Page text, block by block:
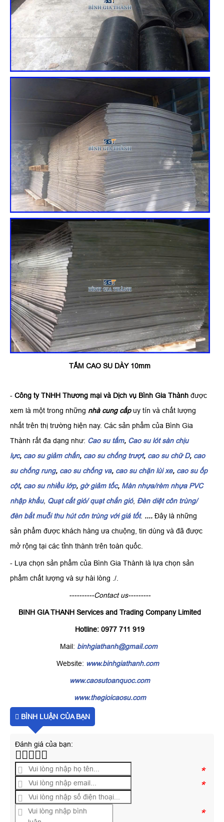
TẤM CAO SU DÀY 10mm
- Công ty TNHH Thương mại và Dịch vụ Bình Gia Thành được
xem là một trong những nhà cung cấpuy tín và chất lượng
nhất trên thị trường hiện nay. Các sản phẩm của Bình Gia
Thành rất đa dạng như: Cao su tấm, Cao su lót sàn chịu
lực, cao su giảm chấn, cao su chống trượt, cao su chữ D, cao
su chống rung, cao su chống va, cao su chặn lùi xe, cao su ốp
cột, cao su nhiều lớp, gờ giảm tốc, Màn nhựa/rèm nhựa PVC
nhập khẩu, Quạt cắt gió/ quạt chắn gió, Đèn diệt côn trùng/
đèn bắt muỗi thu hút côn trùng với giá tốt. .... Đây là những
sản phẩm được khách hàng ưa chuộng, tin dùng và đã được
mở rộng tại các tỉnh thành trên toàn quốc.
- Lựa chọn sản phẩm của Bình Gia Thành là lựa chọn sản
phẩm chất lượng và sự hài lòng ./.
----------Contact us---------
BINH GIA THANH Services and Trading Company Limited
Hotline: 0977 711 919
Mail: binhgiathanh@gmail.com
Website: www.binhgiathanh.com
www.caosutoanquoc.com
www.thegioicaosu.com
BÌNH LUẬN CỦA BẠN
Đánh giá của bạn:
*
*
*